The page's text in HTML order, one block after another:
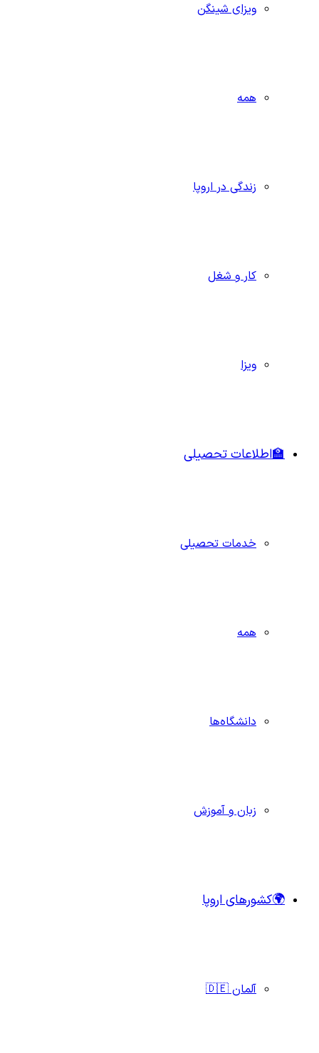
ویزای شینگن
همه
زندگی در اروپا
کار و شغل
ویزا
🏫اطلاعات تحصیلی
خدمات تحصیلی
همه
دانشگاه‌ها
زبان و آموزش
🌍کشورهای اروپا
آلمان 🇩🇪